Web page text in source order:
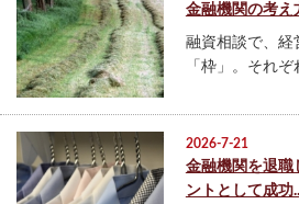
金融機関の考え
融資相談で、経
「枠」。それ
2026-7-21
金融機関を退職
ントとして成功